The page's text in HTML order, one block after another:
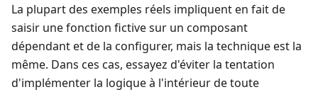
La plupart des exemples réels impliquent en fait de
saisir une fonction fictive sur un composant
dépendant et de la configurer, mais la technique est la
même. Dans ces cas, essayez d'éviter la tentation
d'implémenter la logique à l'intérieur de toute